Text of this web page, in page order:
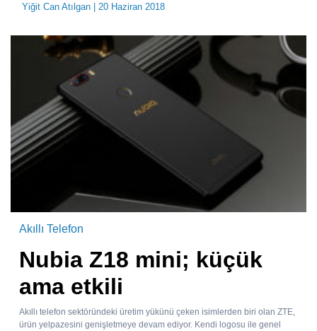
Yiğit Can Atılgan | 20 Haziran 2018
Akıllı Telefon
Nubia Z18 mini; küçük
ama etkili
Akıllı telefon sektöründeki üretim yükünü çeken isimlerden biri olan ZTE,
ürün yelpazesini genişletmeye devam ediyor. Kendi logosu ile genel